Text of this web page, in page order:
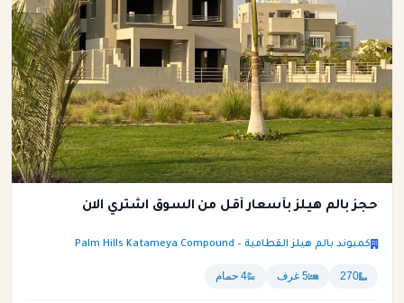
حجز بالم هيلز بأسعار أقل من السوق اشتري الان
كمبوند بالم هيلز القطامية – Palm Hills Katameya Compound
270 5 غرف 4 حمام